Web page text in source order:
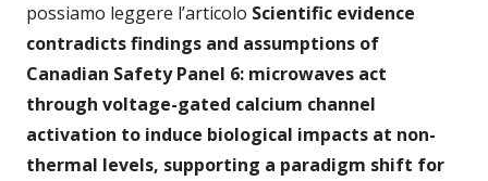
possiamo leggere l’articolo Scientific evidence
contradicts findings and assumptions of
Canadian Safety Panel 6: microwaves act
through voltage-gated calcium channel
activation to induce biological impacts at non-
thermal levels, supporting a paradigm shift for